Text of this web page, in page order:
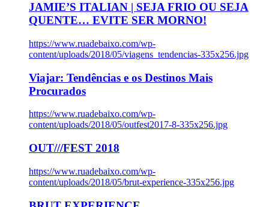
JAMIE’S ITALIAN | SEJA FRIO OU SEJA
QUENTE… EVITE SER MORNO!
https://www.ruadebaixo.com/wp-
content/uploads/2018/05/viagens_tendencias-335x256.jpg
Viajar: Tendências e os Destinos Mais
Procurados
https://www.ruadebaixo.com/wp-
content/uploads/2018/05/outfest2017-8-335x256.jpg
OUT///FEST 2018
https://www.ruadebaixo.com/wp-
content/uploads/2018/05/brut-experience-335x256.jpg